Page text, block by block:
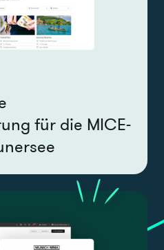
für die MICE-